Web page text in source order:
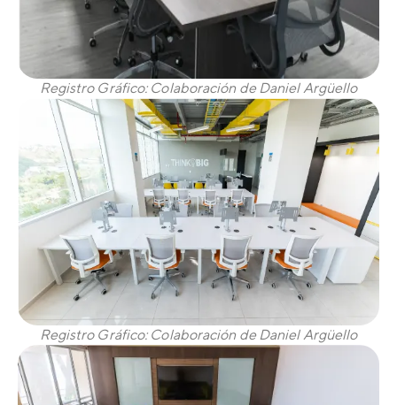
Registro Gráfico: Colaboración de Daniel Argüello
Registro Gráfico: Colaboración de Daniel Argüello